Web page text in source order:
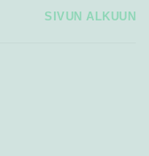
SIVUN ALKUUN